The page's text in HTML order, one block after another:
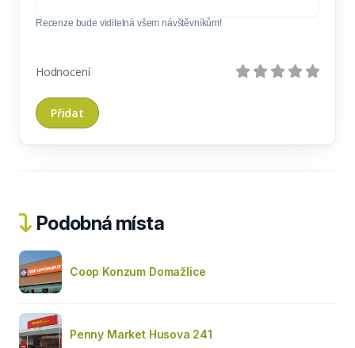
Recenze bude viditelná všem návštěvníkům!
Hodnocení
Podobná místa
Coop Konzum Domažlice
Penny Market Husova 241